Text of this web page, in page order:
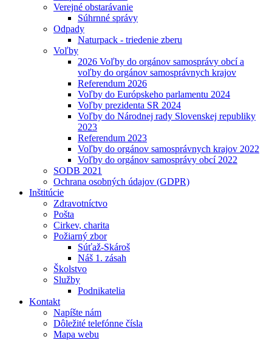
Verejné obstarávanie
Súhrnné správy
Odpady
Naturpack - triedenie zberu
Voľby
2026 Voľby do orgánov samosprávy obcí a
voľby do orgánov samosprávnych krajov
Referendum 2026
Voľby do Európskeho parlamentu 2024
Voľby prezidenta SR 2024
Voľby do Národnej rady Slovenskej republiky
2023
Referendum 2023
Voľby do orgánov samosprávnych krajov 2022
Voľby do orgánov samosprávy obcí 2022
SODB 2021
Ochrana osobných údajov (GDPR)
Inštitúcie
Zdravotníctvo
Pošta
Cirkev, charita
Požiarný zbor
Súťaž-Skároš
Náš 1. zásah
Školstvo
Služby
Podnikatelia
Kontakt
Napíšte nám
Dôležité telefónne čísla
Mapa webu